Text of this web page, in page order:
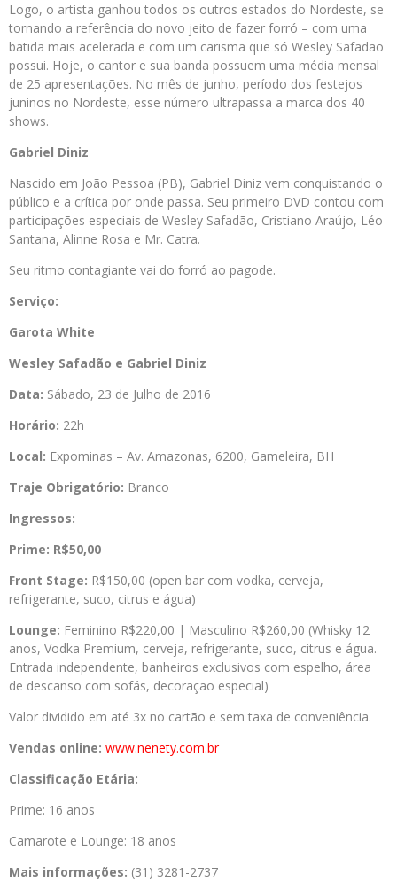
Logo, o artista ganhou todos os outros estados do Nordeste, se
tornando a referência do novo jeito de fazer forró – com uma
batida mais acelerada e com um carisma que só Wesley Safadão
possui. Hoje, o cantor e sua banda possuem uma média mensal
de 25 apresentações. No mês de junho, período dos festejos
juninos no Nordeste, esse número ultrapassa a marca dos 40
shows.
Gabriel Diniz
Nascido em João Pessoa (PB), Gabriel Diniz vem conquistando o
público e a crítica por onde passa. Seu primeiro DVD contou com
participações especiais de Wesley Safadão, Cristiano Araújo, Léo
Santana, Alinne Rosa e Mr. Catra.
Seu ritmo contagiante vai do forró ao pagode.
Serviço:
Garota White
Wesley Safadão e Gabriel Diniz
Data: Sábado, 23 de Julho de 2016
Horário: 22h
Local: Expominas – Av. Amazonas, 6200, Gameleira, BH
Traje Obrigatório: Branco
Ingressos:
Prime: R$50,00
Front Stage: R$150,00 (open bar com vodka, cerveja,
refrigerante, suco, citrus e água)
Lounge: Feminino R$220,00 | Masculino R$260,00 (Whisky 12
anos, Vodka Premium, cerveja, refrigerante, suco, citrus e água.
Entrada independente, banheiros exclusivos com espelho, área
de descanso com sofás, decoração especial)
Valor dividido em até 3x no cartão e sem taxa de conveniência.
Vendas online: www.nenety.com.br
Classificação Etária:
Prime: 16 anos
Camarote e Lounge: 18 anos
Mais informações: (31) 3281-2737